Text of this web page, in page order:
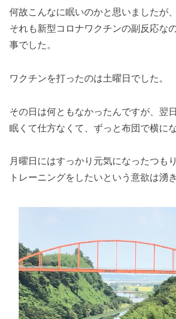
何故こんなに眠いのかと思いましたが
それも新型コロナワクチンの副反応な
事でした。
ワクチンを打ったのは土曜日でした。
その日は何ともなかったんですが、翌
眠くて仕方なくて、ずっと布団で横に
月曜日にはすっかり元気になったつも
トレーニングをしたいという意欲は湧